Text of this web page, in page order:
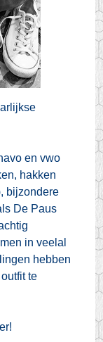
en vwo
hakken
bijzondere
De Paus
in veelal
hebben
te